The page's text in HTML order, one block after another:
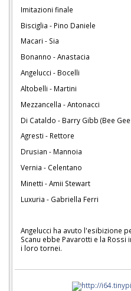
Imitazioni finale
Bisciglia - Pino Daniele
Macari - Sia
Bonanno - Anastacia
Angelucci - Bocelli
Altobelli - Martini
Mezzancella - Antonacci
Di Cataldo - Barry Gibb (Bee
Agresti - Rettore
Drusian - Mannoia
Vernia - Celentano
Minetti - Amii Stewart
Luxuria - Gabriella Ferri
Angelucci ha avuto l'esibizione
Scanu ebbe Pavarotti e la
i loro tornei.